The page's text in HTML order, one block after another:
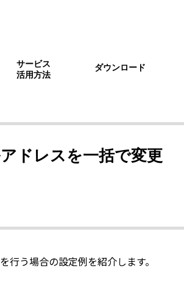
サービス
活用方法
ダウンロード
る
ub を介して Slack に
ドレスを一括で変更
う場合の設定例を紹介します。